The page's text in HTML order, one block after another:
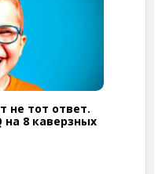
не тот ответ.
на 8 каверзных